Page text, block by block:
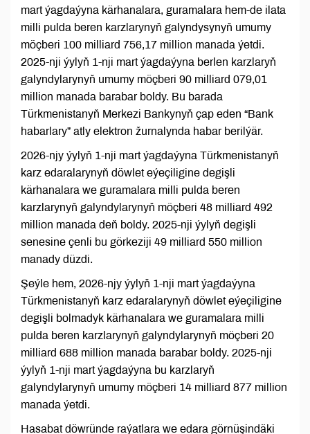
mart ýagdaýyna kärhanalara, guramalara hem-de ilata
milli pulda beren karzlarynyň galyndysynyň umumy
möçberi 100 milliard 756,17 million manada ýetdi.
2025-nji ýylyň 1-nji mart ýagdaýyna berlen karzlaryň
galyndylarynyň umumy möçberi 90 milliard 079,01
million manada barabar boldy. Bu barada
Türkmenistanyň Merkezi Bankynyň çap eden “Bank
habarlary” atly elektron žurnalynda habar berilýär.
2026-njy ýylyň 1-nji mart ýagdaýyna Türkmenistanyň
karz edaralarynyň döwlet eýeçiligine degişli
kärhanalara we guramalara milli pulda beren
karzlarynyň galyndylarynyň möçberi 48 milliard 492
million manada deň boldy. 2025-nji ýylyň degişli
senesine çenli bu görkeziji 49 milliard 550 million
manady düzdi.
Şeýle hem, 2026-njy ýylyň 1-nji mart ýagdaýyna
Türkmenistanyň karz edaralarynyň döwlet eýeçiligine
degişli bolmadyk kärhanalara we guramalara milli
pulda beren karzlarynyň galyndylarynyň möçberi 20
milliard 688 million manada barabar boldy. 2025-nji
ýylyň 1-nji mart ýagdaýyna bu karzlaryň
galyndylarynyň umumy möçberi 14 milliard 877 million
manada ýetdi.
Hasabat döwründe raýatlara we edara görnüşindäki